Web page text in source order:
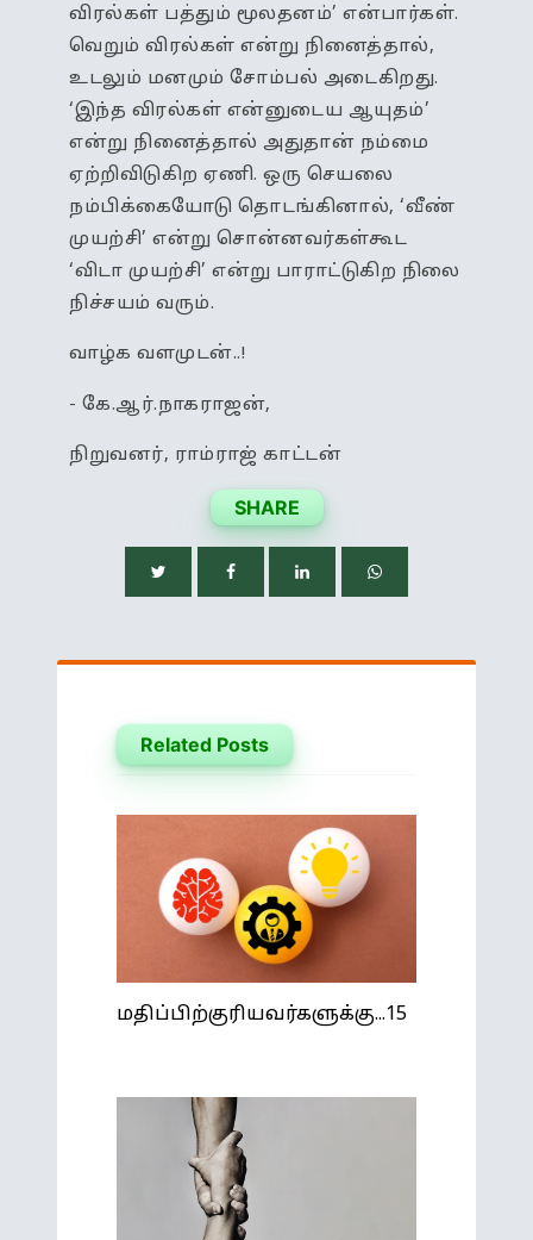
விரல்கள் பத்தும் மூலதனம்’ என்பார்கள்.
வெறும் விரல்கள் என்று நினைத்தால்,
உடலும் மனமும் சோம்பல் அடைகிறது.
‘இந்த விரல்கள் என்னுடைய ஆயுதம்’
என்று நினைத்தால் அதுதான் நம்மை
ஏற்றிவிடுகிற ஏணி. ஒரு செயலை
நம்பிக்கையோடு தொடங்கினால், ‘வீண்
முயற்சி’ என்று சொன்னவர்கள்கூட
‘விடா முயற்சி’ என்று பாராட்டுகிற நிலை
நிச்சயம் வரும்.
வாழ்க வளமுடன்..!
- கே.ஆர்.நாகராஜன்,
நிறுவனர், ராம்ராஜ் காட்டன்
SHARE
Related Posts
மதிப்பிற்குரியவர்களுக்கு...15